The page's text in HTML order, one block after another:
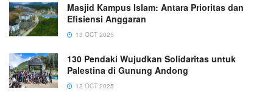
Masjid Kampus Islam: Antara Prioritas dan
Efisiensi Anggaran
13 OCT 2025
130 Pendaki Wujudkan Solidaritas untuk
Palestina di Gunung Andong
12 OCT 2025